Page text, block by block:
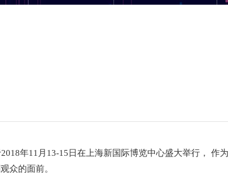
年11月13-15日在上海新国际博览中心盛大举行， 作
众的面前。